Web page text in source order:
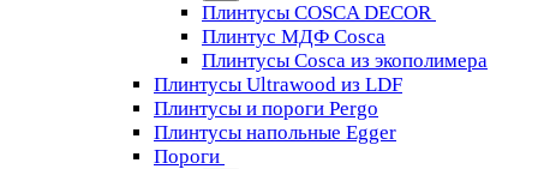
Плинтусы COSCA DECOR
Плинтус МДФ Cosca
Плинтусы Cosca из экополимера
Плинтусы Ultrawood из LDF
Плинтусы и пороги Pergo
Плинтусы напольные Egger
Пороги